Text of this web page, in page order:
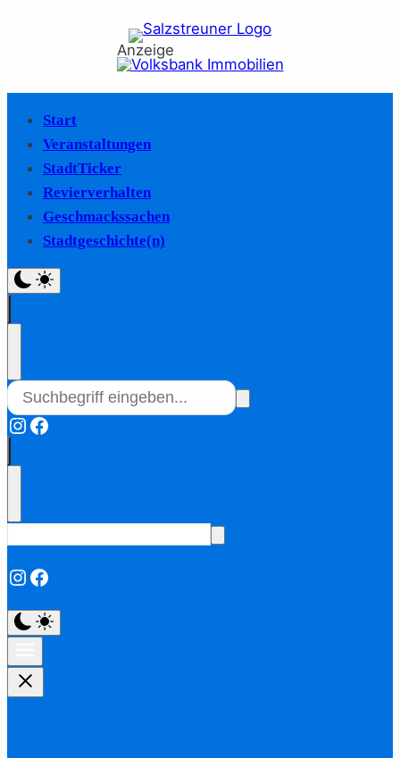
Anzeige
Start
Veranstaltungen
StadtTicker
Revierverhalten
Geschmackssachen
Stadtgeschichte(n)
Instagram
Facebook
Instagram
Facebook